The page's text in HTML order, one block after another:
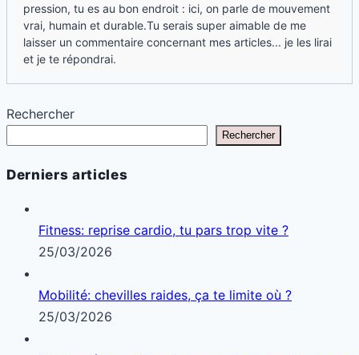
pression, tu es au bon endroit : ici, on parle de mouvement
vrai, humain et durable.Tu serais super aimable de me
laisser un commentaire concernant mes articles... je les lirai
et je te répondrai.
Rechercher
Rechercher
Derniers articles
Fitness: reprise cardio, tu pars trop vite ?
25/03/2026
Mobilité: chevilles raides, ça te limite où ?
25/03/2026